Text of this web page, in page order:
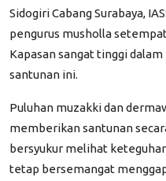
Sidogiri Cabang Surabaya,
pengurus musholla
Kapasan sangat tinggi
santunan ini.
​Puluhan muzakki dan
memberikan santunan
bersyukur melihat
tetap bersemangat